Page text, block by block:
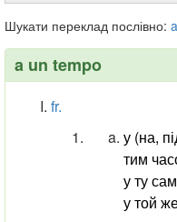
Шукати переклад послівно: a
a un tempo
fr.
у (на,
тим
у ту
у той